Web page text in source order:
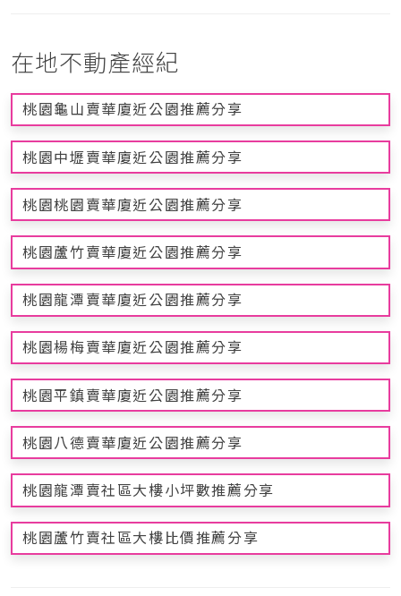
在地不動產經紀
桃園龜山賣華廈近公園推薦分享
桃園中壢賣華廈近公園推薦分享
桃園桃園賣華廈近公園推薦分享
桃園蘆竹賣華廈近公園推薦分享
桃園龍潭賣華廈近公園推薦分享
桃園楊梅賣華廈近公園推薦分享
桃園平鎮賣華廈近公園推薦分享
桃園八德賣華廈近公園推薦分享
桃園龍潭賣社區大樓小坪數推薦分享
桃園蘆竹賣社區大樓比價推薦分享